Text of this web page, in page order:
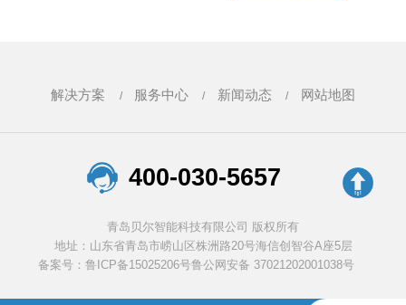
解决方案 服务中心 新闻动态 网站地图
400-030-5657
青岛贝尔智能科技有限公司 版权所有
地址：山东省青岛市崂山区株洲路20号海信创智谷A座5层
备案号：鲁ICP备15025206号鲁公网安备 37021202001038号